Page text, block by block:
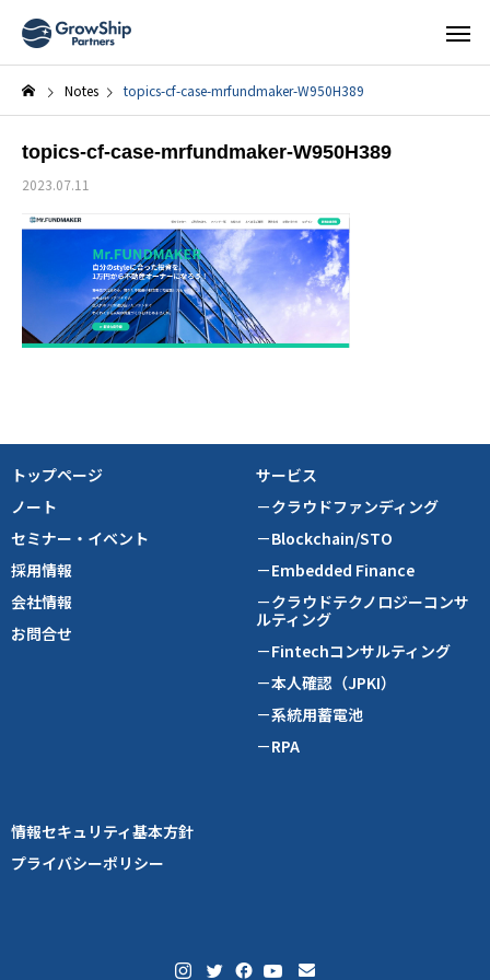
Notes topics-cf-case-mrfundmaker-W950H389
topics-cf-case-mrfundmaker-W950H389
2023.07.11
トップページ
ノート
セミナー・イベント
採用情報
会社情報
お問合せ
サービス
－クラウドファンディング
－Blockchain/STO
－Embedded Finance
－クラウドテクノロジーコンサ
ルティング
－Fintechコンサルティング
－本人確認（JPKI）
－系統用蓄電池
－RPA
情報セキュリティ基本方針
プライバシーポリシー